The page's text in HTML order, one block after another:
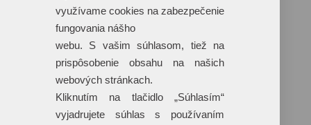
Dáždniky
Tašky
Hračky
Klobúky
využívame cookies na zabezpečenie
fungovania nášho
webu. S vašim súhlasom, tiež na
prispôsobenie obsahu na našich
webových stránkach.
Kliknutím na tlačidlo „Súhlasím“
vyjadrujete súhlas s používaním